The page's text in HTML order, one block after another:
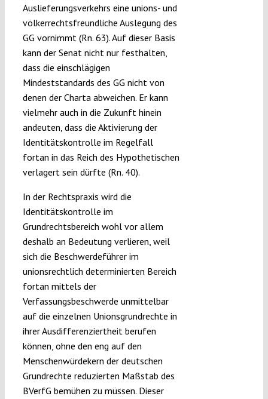
Auslieferungsverkehrs eine unions- und
völkerrechtsfreundliche Auslegung des
GG vornimmt (Rn. 63). Auf dieser Basis
kann der Senat nicht nur festhalten,
dass die einschlägigen
Mindeststandards des GG nicht von
denen der Charta abweichen. Er kann
vielmehr auch in die Zukunft hinein
andeuten, dass die Aktivierung der
Identitätskontrolle im Regelfall
fortan in das Reich des Hypothetischen
verlagert sein dürfte (Rn. 40).
In der Rechtspraxis wird die
Identitätskontrolle im
Grundrechtsbereich wohl vor allem
deshalb an Bedeutung verlieren, weil
sich die Beschwerdeführer im
unionsrechtlich determinierten Bereich
fortan mittels der
Verfassungsbeschwerde unmittelbar
auf die einzelnen Unionsgrundrechte in
ihrer Ausdifferenziertheit berufen
können, ohne den eng auf den
Menschenwürdekern der deutschen
Grundrechte reduzierten Maßstab des
BVerfG bemühen zu müssen. Dieser